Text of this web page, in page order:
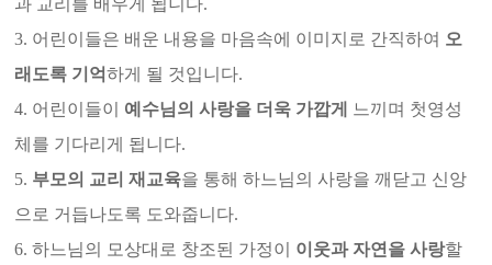
3. 어린이들은 배운 내용을 마음속에 이미지로 간직하여 오
래도록 기억하게 될 것입니다.
4. 어린이들이 예수님의 사랑을 더욱 가깝게
느끼며 첫영성
체를 기다리게 됩니다.
5. 부모의 교리 재교육을 통해 하느님의 사랑을 깨닫고 신앙
으로 거듭나도록 도와줍니다.
6. 하느님의 모상대로 창조된 가정이 이웃과 자연을 사랑할